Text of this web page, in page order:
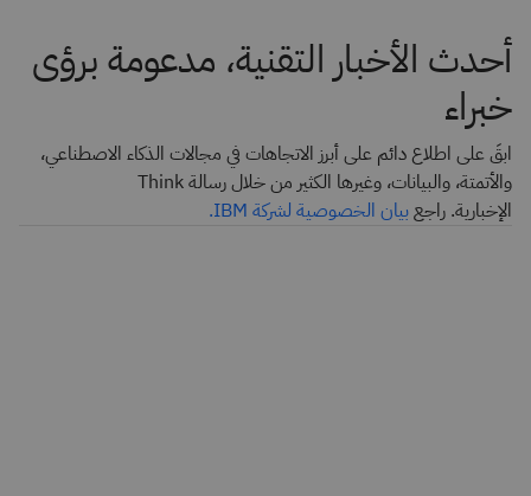
أحدث الأخبار التقنية، مدعومة برؤى
خبراء
ابقَ على اطلاع دائم على أبرز الاتجاهات في مجالات الذكاء الاصطناعي،
والأتمتة، والبيانات، وغيرها الكثير من خلال رسالة Think
الإخبارية. راجعبيان الخصوصية لشركة IBM.